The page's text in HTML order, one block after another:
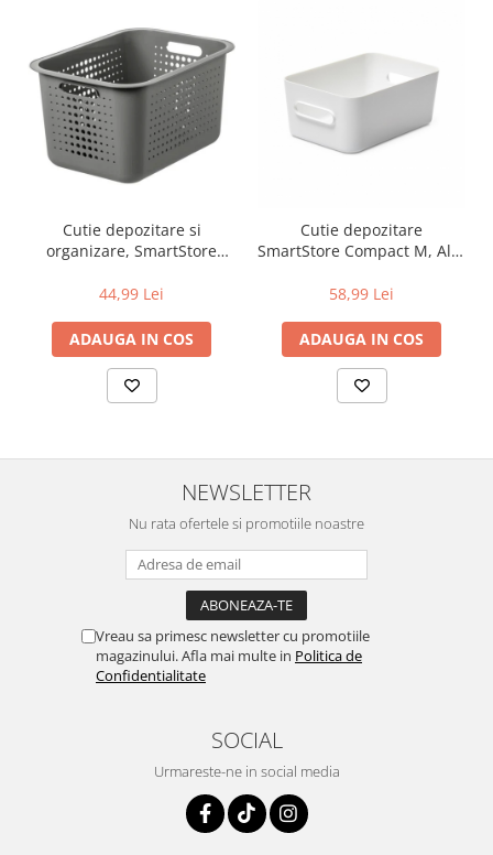
Cutie depozitare si
organizare, SmartStore
reciclat, Gri, 13L , 37x28x20
44,99 Lei
ADAUGA IN COS
Cutie depozitare
SmartStore Compact M, Alb,
58,99 Lei
ADAUGA IN COS
NEWSLETTER
Nu rata ofertele si promotiile noastre
Vreau sa primesc newsletter cu promotiile
magazinului. Afla mai multe in Politica de
Confidentialitate
SOCIAL
Urmareste-ne in social media